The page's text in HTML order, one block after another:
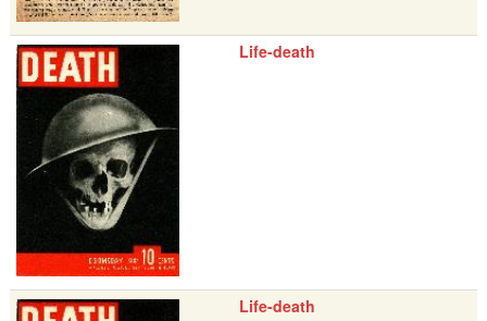
Life-death
Life-death